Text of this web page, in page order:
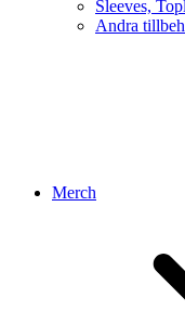
Sleeves,
Andra
Merch